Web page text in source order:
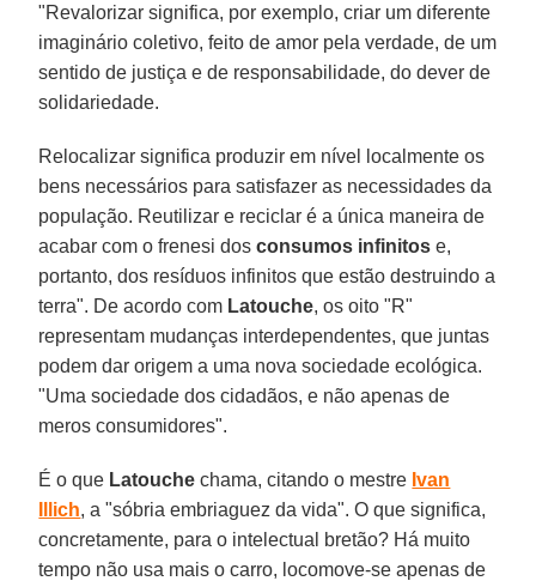
"Revalorizar significa, por exemplo, criar um diferente
imaginário coletivo, feito de amor pela verdade, de um
sentido de justiça e de responsabilidade, do dever de
solidariedade.
Relocalizar significa produzir em nível localmente os
bens necessários para satisfazer as necessidades da
população. Reutilizar e reciclar é a única maneira de
acabar com o frenesi dosconsumos infinitos e,
portanto, dos resíduos infinitos que estão destruindo a
terra". De acordo com Latouche, os oito "R"
representam mudanças interdependentes, que juntas
podem dar origem a uma nova sociedade ecológica.
"Uma sociedade dos cidadãos, e não apenas de
meros consumidores".
É o que Latouche chama, citando o mestre Ivan
Illich, a "sóbria embriaguez da vida". O que significa,
concretamente, para o intelectual bretão? Há muito
tempo não usa mais o carro, locomove-se apenas de